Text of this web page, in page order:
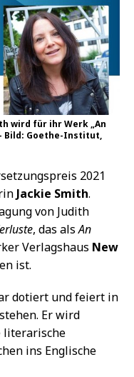
wird für ihr Werk „An
Bild: Goethe-Institut,
2021
Jackie Smith.
von Judith
, das alsAn
Verlagshaus New
ist.
dotiert und feiert in
Er wird
literarische
ins Englische